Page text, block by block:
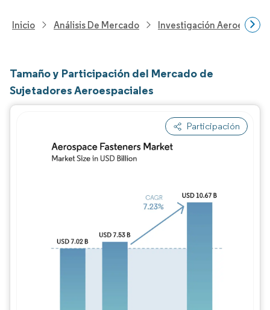
Inicio Análisis De Mercado Investigación
Tamaño y Participación del Mercado de
Sujetadores Aeroespaciales
Participación